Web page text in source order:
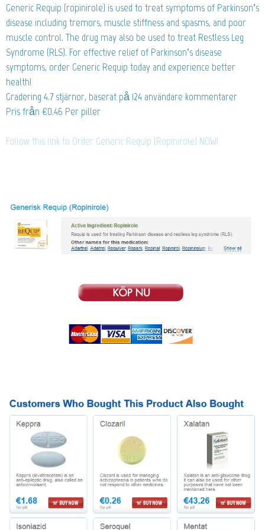
Generic Requip (ropinirole) is used to treat symptoms of Parkinson’s
disease including tremors, muscle stiffness and spasms, and poor
muscle control. The drug may also be used to treat Restless Leg
Syndrome (RLS). For effective relief of Parkinson’s disease
symptoms, order Generic Requip today and experience better
health!
Gradering 4.7 stjärnor, baserat på 124 användare kommentarer
Pris från €0.46 Per piller
Follow this link to Order Generic Requip (Ropinirole) NOW!